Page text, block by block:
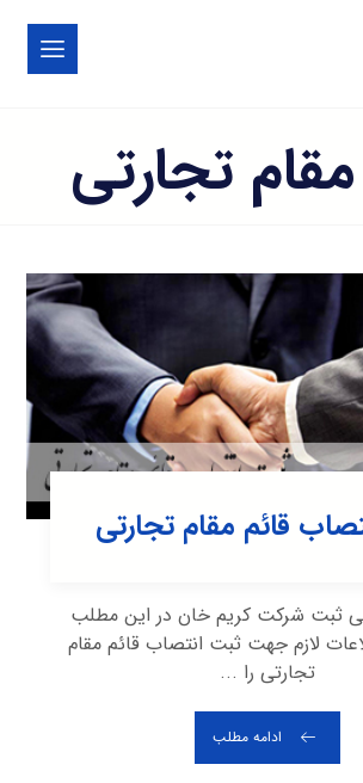
تجارتی
قائم مقام تجارتی
ثبت شرکت کریم خان در این مطلب
لازم جهت ثبت انتصاب قائم مقام
تجارتی را ...
ادامه مطلب